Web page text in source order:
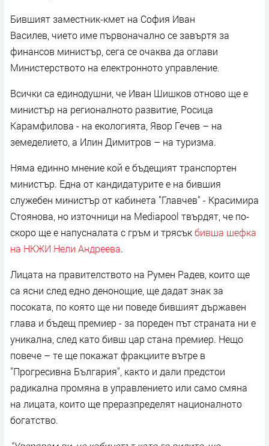
Бившият заместник-кмет на София Иван
Василев, чието име първоначално се завъртя за
финансов министър, сега се очаква да оглави
Министерството на електронното управление.
Всички са единодушни, че Иван Шишков отново ще е
министър на регионалното развитие, Росица
Карамфилова - на екологията, Явор Гечев – на
земеделието, а Илин Димитров – на туризма.
Няма единно мнение кой е бъдещият транспортен
министър. Една от кандидатурите е на бившия
служебен министър от кабинета "Главчев" - Красимира
Стоянова, но източници на Mediapool твърдят, че по-
скоро ще е напусналата с гръм и трясъкбивша шефка
на НКЖИ Нели Андреева.
Лицата на правителството на Румен Радев, които ще
са ясни след едно денонощие, ще дадат знак за
посоката, по която ще ни поведе бившият държавен
глава и бъдещ премиер - за пореден път страната ни е
уникална, след като бивш цар стана премиер. Нещо
повече – те ще покажат фракциите вътре в
"Прогресивна България", както и дали предстои
радикална промяна в управлението или само смяна
на лицата, които ще преразпределят националното
богатство.